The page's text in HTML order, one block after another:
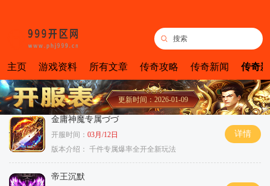
主页 游戏资料 所有文章 传奇攻略 传奇新闻 传奇
更新时间：2026-01-09
金庸神魔专属づづ
开服时间： 03月/12日
版本介绍： 千件专属爆率全开全新玩法
详情
帝王沉默